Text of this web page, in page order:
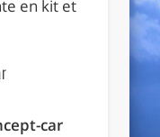
en kit et
car